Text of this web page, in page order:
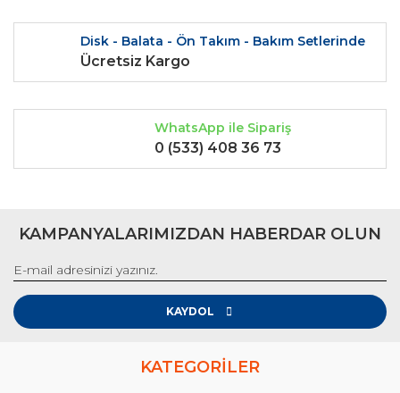
Gönder
Disk - Balata - Ön Takım - Bakım Setlerinde
Ücretsiz Kargo
WhatsApp ile Sipariş
0 (533) 408 36 73
KAMPANYALARIMIZDAN HABERDAR OLUN
KAYDOL
KATEGORİLER